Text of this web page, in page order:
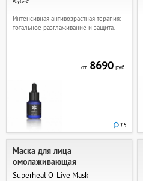
Phyto-C
Интенсивная антивозрастная терапия:
тотальное разглаживание и защита.
от8690руб.
15
Маска для лица
омолаживающая
Superheal O-Live Mask